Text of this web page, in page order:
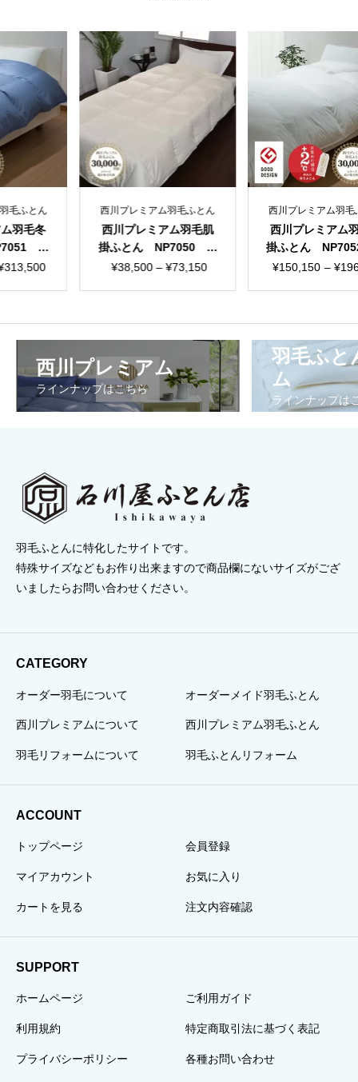
アム羽毛ふとん
ミアム羽毛肌
NP7050 綿
サテン 日本
– ¥73,150
価
¥38,500
¥73,150
西川プレミアム羽毛ふとん
西川プレミアム羽毛合
掛ふとん NP7052 綿
100％ 80ラムコサテ
¥150,150 – ¥196,350
価
¥150,150
¥196,350
西川プレミ
西川プレ
掛ふとん
100％ 60
¥60,500
西川プレミアム
ラインナップはこちら
羽毛ふと
ム
ラインナップは
羽毛ふとんに特化したサイトです。
特殊サイズなどもお作り出来ますので商品欄にないサイズがござ
いましたらお問い合わせください。
CATEGORY
オーダー羽毛について オーダーメイド羽毛ふとん
西川プレミアムについて 西川プレミアム羽毛ふとん
羽毛リフォームについて 羽毛ふとんリフォーム
ACCOUNT
トップページ 会員登録
マイアカウント お気に入り
カートを見る 注文内容確認
SUPPORT
ホームページ ご利用ガイド
利用規約 特定商取引法に基づく表記
プライバシーポリシー 各種お問い合わせ